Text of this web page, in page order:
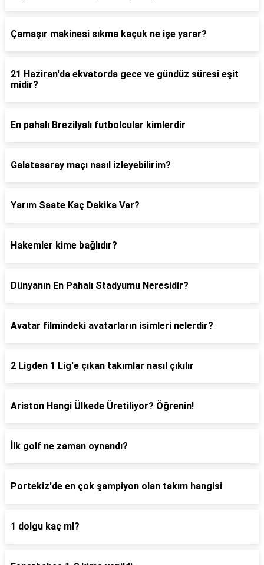
Çamaşır makinesi sıkma kaçuk ne işe yarar?
21 Haziran'da ekvatorda gece ve gündüz süresi eşit
midir?
En pahalı Brezilyalı futbolcular kimlerdir
Galatasaray maçı nasıl izleyebilirim?
Yarım Saate Kaç Dakika Var?
Hakemler kime bağlıdır?
Dünyanın En Pahalı Stadyumu Neresidir?
Avatar filmindeki avatarların isimleri nelerdir?
2 Ligden 1 Lig'e çıkan takımlar nasıl çıkılır
Ariston Hangi Ülkede Üretiliyor? Öğrenin!
İlk golf ne zaman oynandı?
Portekiz'de en çok şampiyon olan takım hangisi
1 dolgu kaç ml?